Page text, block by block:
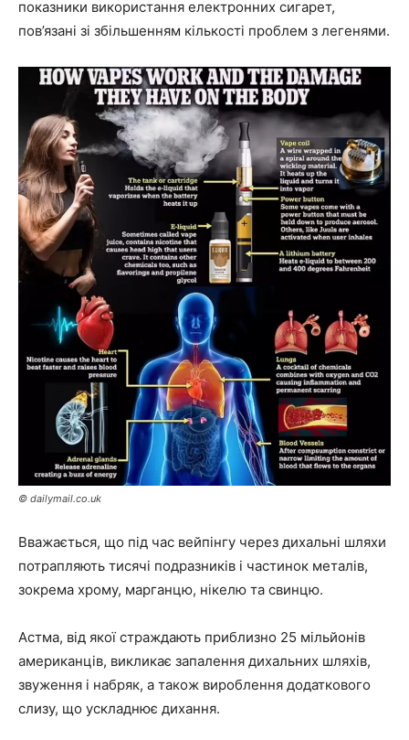
показники використання електронних сигарет,
пов’язані зі збільшенням кількості проблем з легенями.
© dailymail.co.uk
Вважається, що під час вейпінгу через дихальні шляхи
потрапляють тисячі подразників і частинок металів,
зокрема хрому, марганцю, нікелю та свинцю.
Астма, від якої страждають приблизно 25 мільйонів
американців, викликає запалення дихальних шляхів,
звуження і набряк, а також вироблення додаткового
слизу, що ускладнює дихання.